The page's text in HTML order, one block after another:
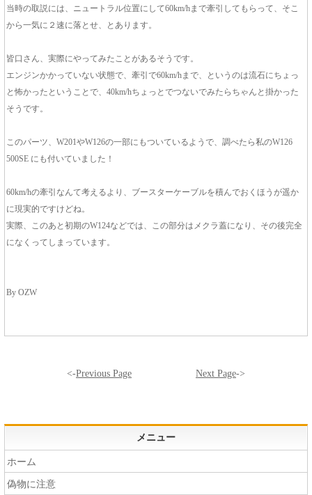
当時の取説には、ニュートラル位置にして60km/hまで牽引してもらって、そこ
から一気に２速に落とせ、とあります。
皆口さん、実際にやってみたことがあるそうです。
エンジンかかっていない状態で、牽引で60km/hまで、というのは流石にちょっ
と怖かったということで、40km/hちょっとでつないでみたらちゃんと掛かった
そうです。
このパーツ、W201やW126の一部にもついているようで、調べたら私のW126
500SE にも付いていました！
60km/hの牽引なんて考えるより、ブースターケーブルを積んでおくほうが遥か
に現実的ですけどね。
実際、このあと初期のW124などでは、この部分はメクラ蓋になり、その後完全
になくってしまっています。
By OZW
<-Previous Page Next Page->
メニュー
ホーム
偽物に注意